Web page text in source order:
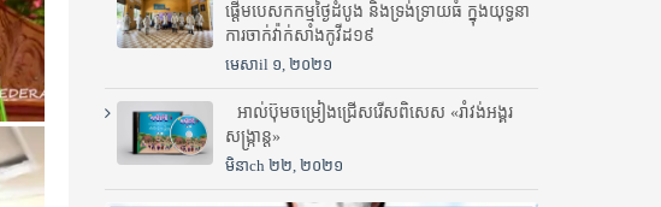
ផ្តើមបេសកកម្មថ្ងៃដំបូង និងទ្រង់ទ្រាយធំ ក្នុងយុទ្ធនា
ការចាក់វ៉ាក់សាំងកូវីដ១៩
មេសាil ១, ២០២១
អាល់ប៊ុមចម្រៀងជ្រើសរើសពិសេស «រាំវង់អង្គរ
សង្ក្រាន្ត»
មិនាch ២២, ២០២១